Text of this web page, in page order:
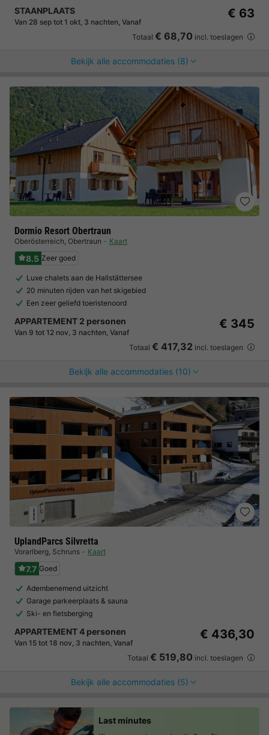
STAANPLAATS
Van 28 sep tot 1 okt, 3 nachten, Vanaf
€ 63
Totaal € 68,70 incl. toeslagen
Bekijk alle accommodaties (8)
Dormio Resort Obertraun
Oberösterreich, Obertraun Kaart
8.5 Zeer goed
Luxe chalets aan de Hallstättersee
20 minuten rijden van het skigebied
Een zeer geliefd toeristenoord
APPARTEMENT 2 personen
Van 9 tot 12 nov, 3 nachten, Vanaf
€ 345
Totaal € 417,32 incl. toeslagen
Bekijk alle accommodaties (10)
UplandParcs Silvretta
Vorarlberg, Schruns Kaart
7.7 Goed
Adembenemend uitzicht
Garage parkeerplaats & sauna
Ski- en fietsberging
APPARTEMENT 4 personen
Van 15 tot 18 nov, 3 nachten, Vanaf
€ 436,30
Totaal € 519,80 incl. toeslagen
Bekijk alle accommodaties (5)
Last minutes